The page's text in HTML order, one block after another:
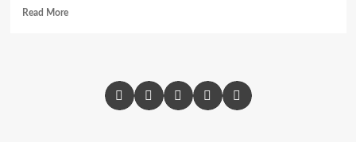
Read More